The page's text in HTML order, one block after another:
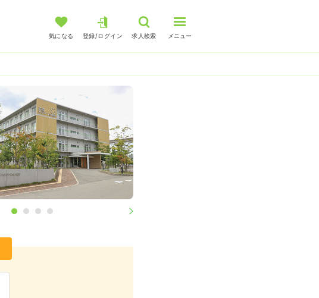
気になる 登録/ログイン 求人検索 メニュー